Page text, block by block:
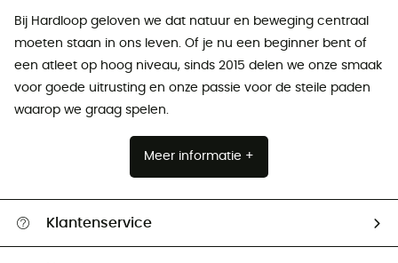
Bij Hardloop geloven we dat natuur en beweging centraal
moeten staan ​​in ons leven. Of je nu een beginner bent of
een atleet op hoog niveau, sinds 2015 delen we onze smaak
voor goede uitrusting en onze passie voor de steile paden
waarop we graag spelen.
Meer informatie +
Klantenservice